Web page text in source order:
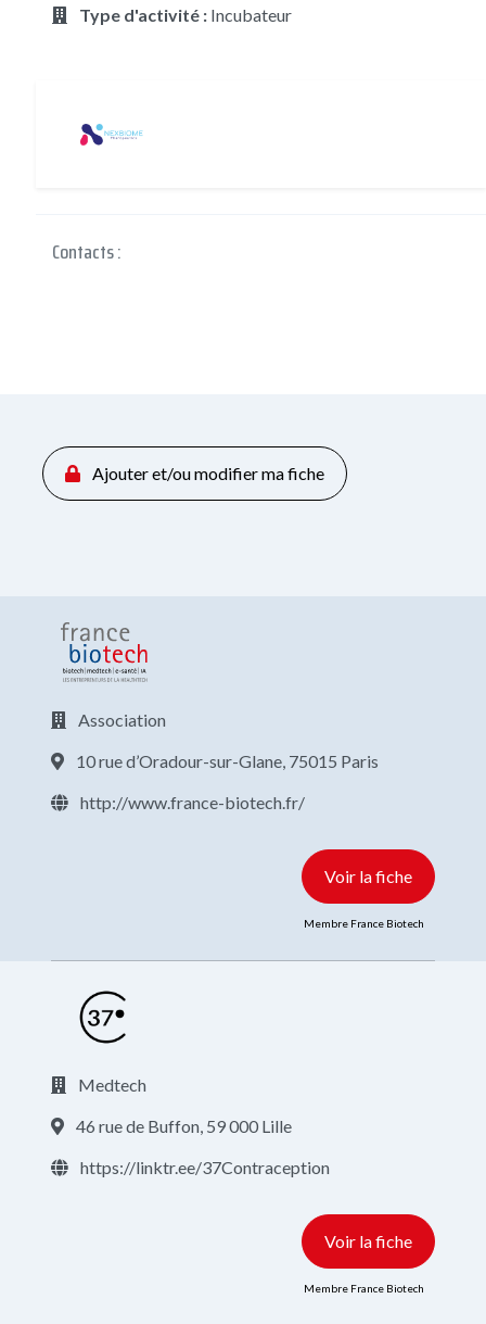
Ajouter et/ou modifier ma fiche
Association
10 rue d’Oradour-sur-Glane, 75015 Paris
http://www.france-biotech.fr/
Voir la fiche
Membre France Biotech
Medtech
46 rue de Buffon, 59 000 Lille
https://linktr.ee/37Contraception
Voir la fiche
Membre France Biotech
Type d'activité : Incubateur
Contacts :